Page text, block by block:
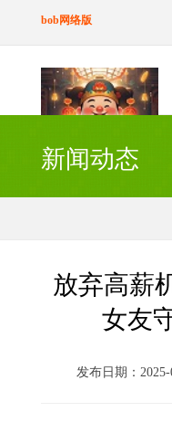
bob网络版
新闻动态
放弃高薪
女友
发布日期：